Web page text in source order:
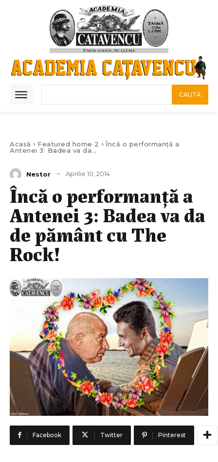
CAUTĂ
Acasă Featured home 2
Încă o performanţă a
Antenei 3: Badea va da...
Nestor Aprilie 10, 2014
Încă o performanţă a
Antenei 3: Badea va da
de pământ cu The
Rock!
Facebook Twitter Pinterest